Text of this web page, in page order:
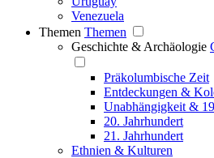
Venezuela
Themen Themen
Geschichte & Archäologie
Präkolumbische Zeit
Entdeckungen &
Unabhängigkeit &
20. Jahrhundert
21. Jahrhundert
Ethnien & Kulturen